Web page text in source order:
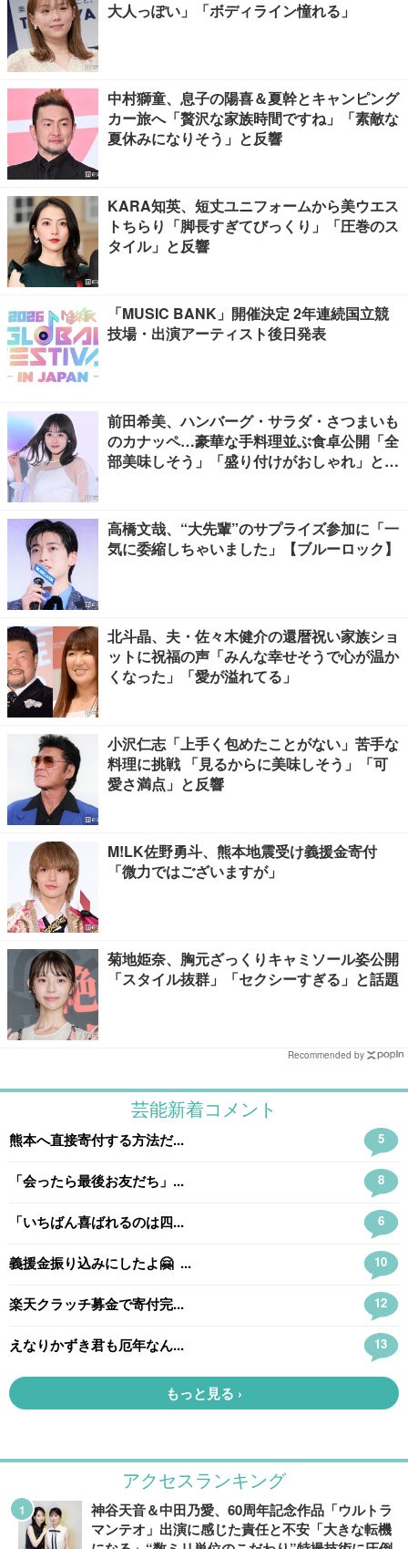
大人っぽい」「ボディライン憧れる」
中村獅童、息子の陽喜＆夏幹とキャンピング
カー旅へ「贅沢な家族時間ですね」「素敵な
夏休みになりそう」と反響
KARA知英、短丈ユニフォームから美ウエス
トちらり「脚長すぎてびっくり」「圧巻のス
タイル」と反響
「MUSIC BANK」開催決定 2年連続国立競
技場・出演アーティスト後日発表
前田希美、ハンバーグ・サラダ・さつまいも
のカナッペ…豪華な手料理並ぶ食卓公開「全
部美味しそう」「盛り付けがおしゃれ」と絶
高橋文哉、“大先輩”のサプライズ参加に「一
気に委縮しちゃいました」【ブルーロック】
北斗晶、夫・佐々木健介の還暦祝い家族ショ
ットに祝福の声「みんな幸せそうで心が温か
くなった」「愛が溢れてる」
小沢仁志「上手く包めたことがない」苦手な
料理に挑戦 「見るからに美味しそう」「可
愛さ満点」と反響
M!LK佐野勇斗、熊本地震受け義援金寄付
「微力ではございますが」
菊地姫奈、胸元ざっくりキャミソール姿公開
「スタイル抜群」「セクシーすぎる」と話題
Recommended by
アクセスランキング
神谷天音＆中田乃愛、60周年記念作品「ウルトラ
マンテオ」出演に感じた責任と不安「大きな転機